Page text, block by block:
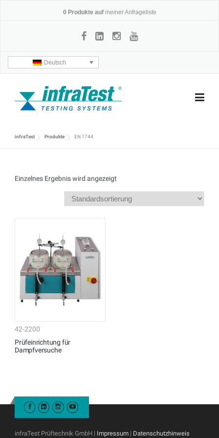
0 Produkte auf meiner Anfrageliste
Deutsch
infraTest Produkte EN 1744
Einzelnes Ergebnis wird angezeigt
42-2200
Prüfeinrichtung für
Dampfversuche
infraTest Prüftechnik GmbH | Impressum | Datenschutzhinweis